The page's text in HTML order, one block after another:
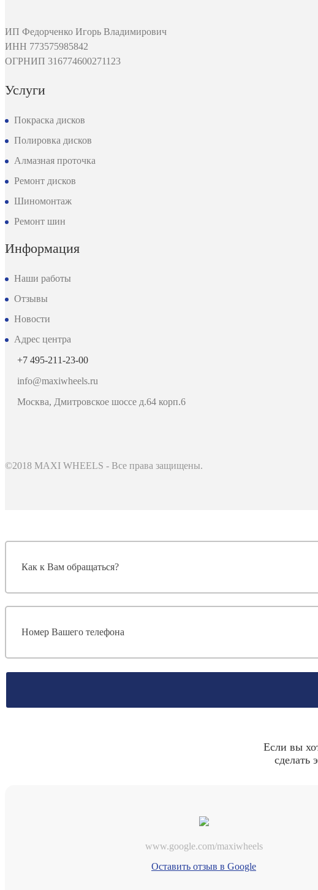
ИП Федорченко Игорь Владимирович
ИНН 773575985842
ОГРНИП 316774600271123
Услуги
Покраска дисков
Полировка дисков
Алмазная проточка
Ремонт дисков
Шиномонтаж
Ремонт шин
Информация
Наши работы
Отзывы
Новости
Адрес центра
+7 495-211-23-00
info@maxiwheels.ru
Москва, Дмитровское шоссе д.64 корп.6
©2018 MAXI WHEELS - Все права защищены.
Если вы
сделать
www.google.com/maxiwheels
Оставить отзыв в Google